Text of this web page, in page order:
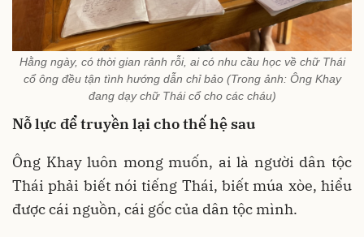
Hằng ngày, có thời gian rảnh rỗi, ai có nhu cầu học về chữ Thái
cổ ông đều tận tình hướng dẫn chỉ bảo (Trong ảnh: Ông Khay
đang dạy chữ Thái cổ cho các cháu)
Nỗ lực để truyền lại cho thế hệ sau
Ông Khay luôn mong muốn, ai là người dân tộc
Thái phải biết nói tiếng Thái, biết múa xòe, hiểu
được cái nguồn, cái gốc của dân tộc mình.